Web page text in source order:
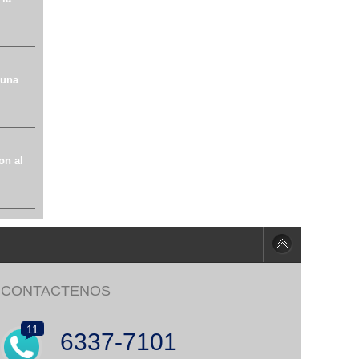
al
CONTACTENOS
11 6337-7101